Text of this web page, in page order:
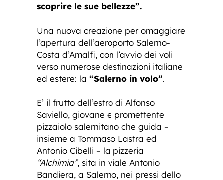
scoprire le sue bellezze”.
Una nuova creazione per omaggiare
l’apertura dell’aeroporto Salerno-
Costa d’Amalfi, con l’avvio dei voli
verso numerose destinazioni italiane
ed estere: la “Salerno in volo”.
E’ il frutto dell’estro di Alfonso
Saviello, giovane e promettente
pizzaiolo salernitano che guida –
insieme a Tommaso Lastra ed
Antonio Cibelli – la pizzeria
“Alchimia”, sita in viale Antonio
Bandiera, a Salerno, nei pressi dello